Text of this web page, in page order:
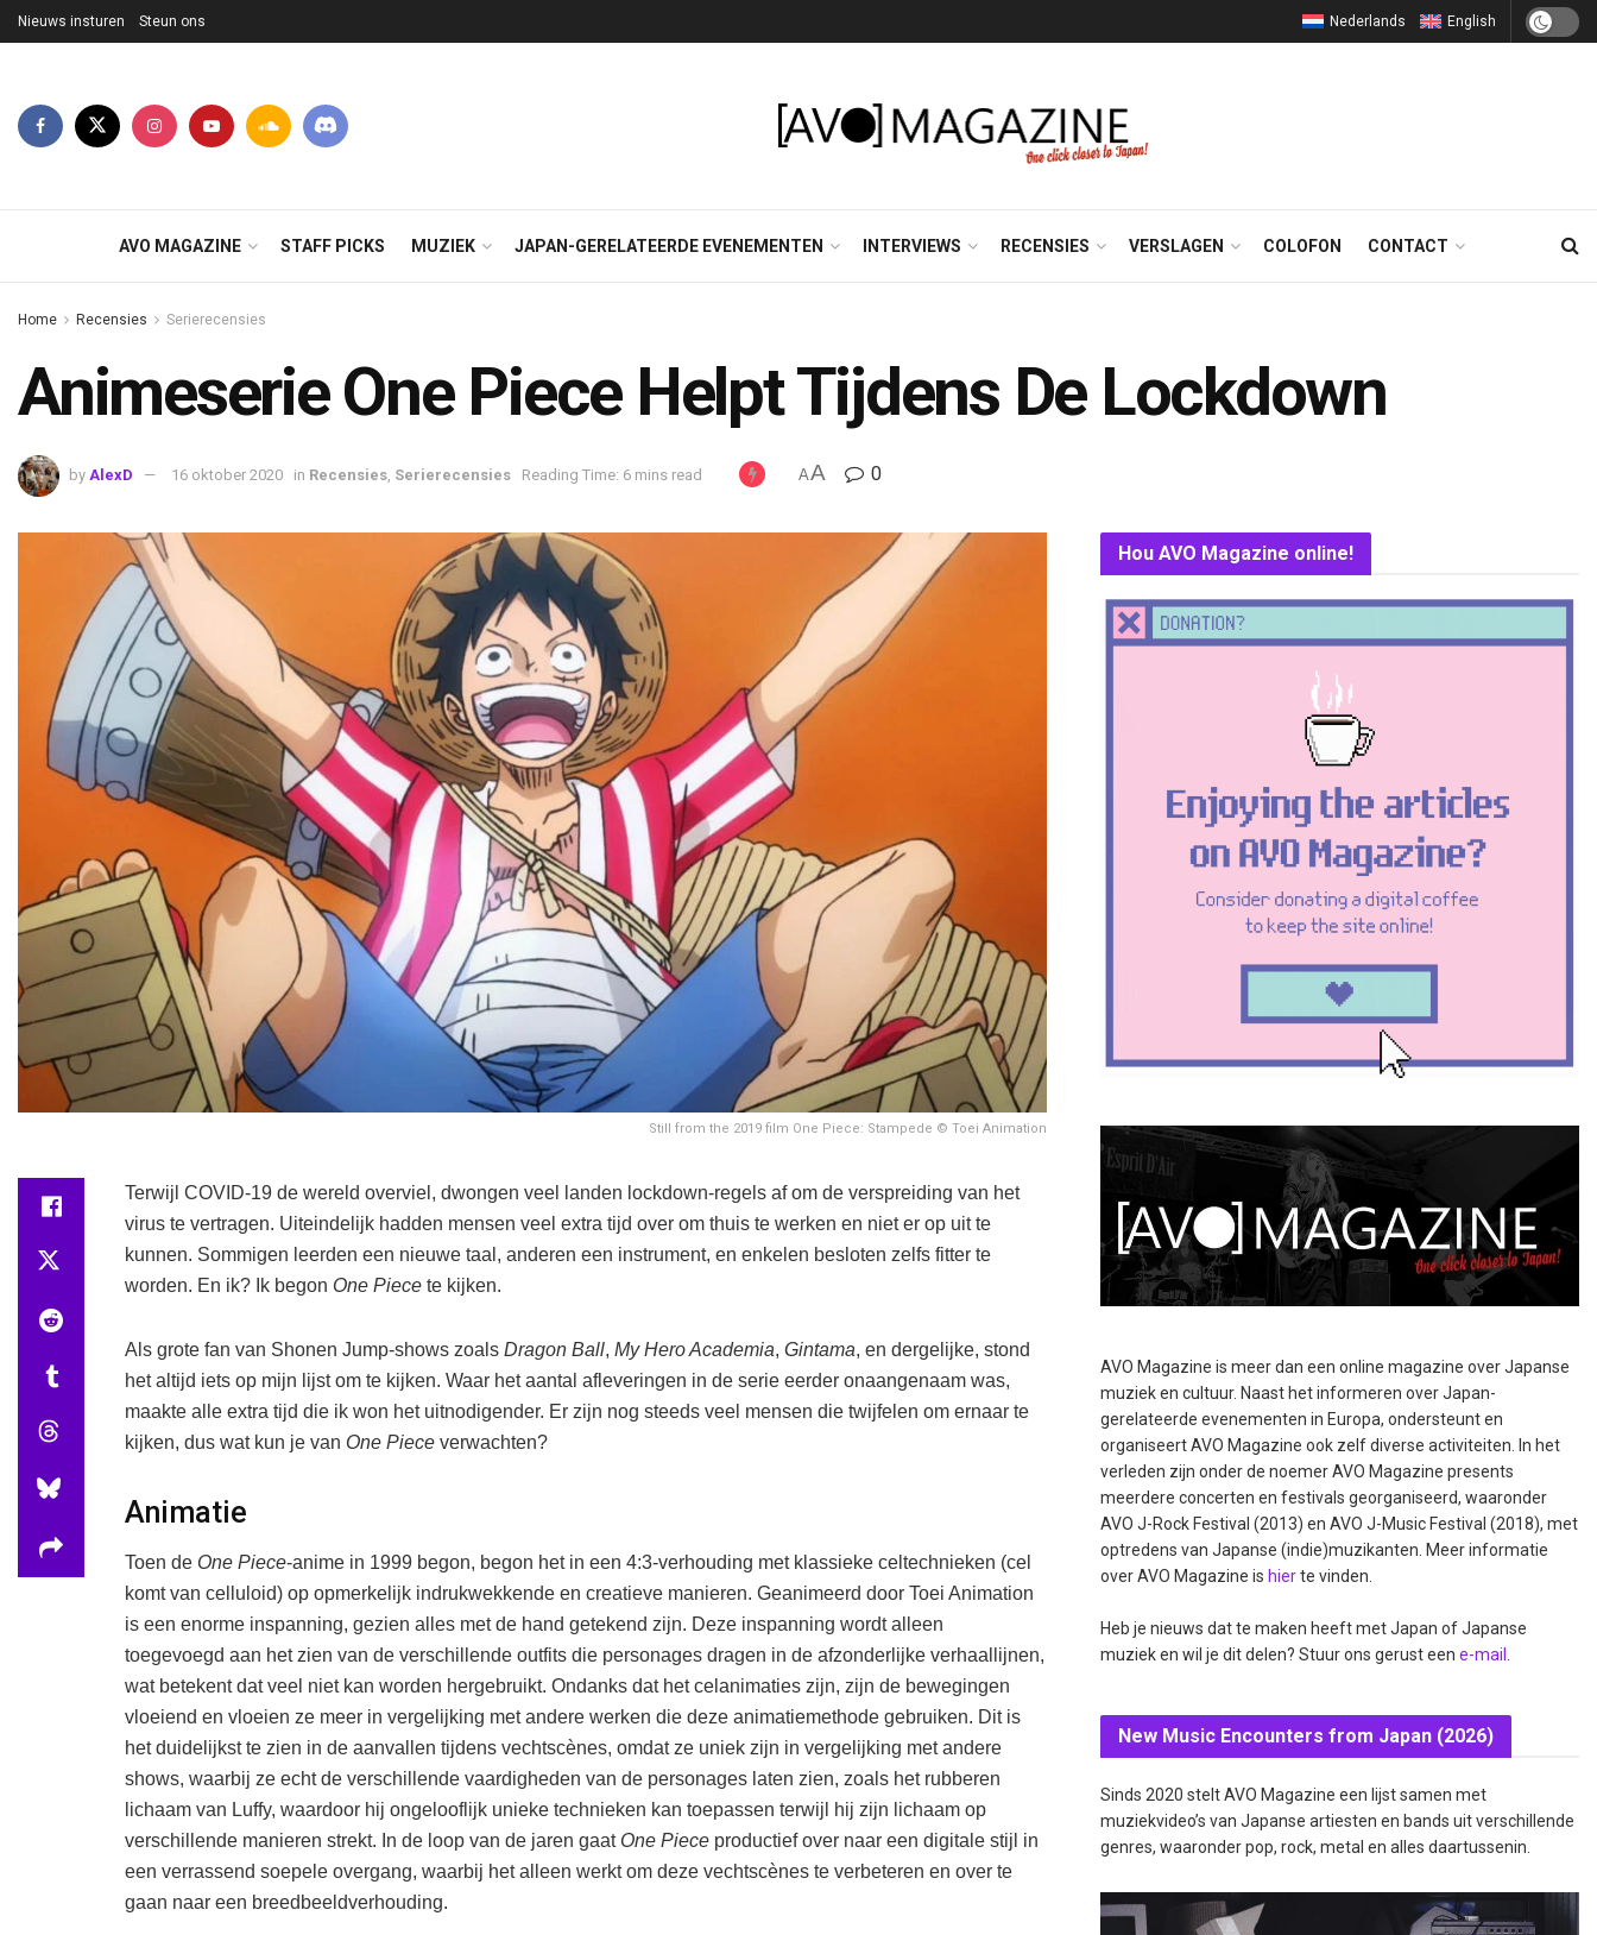
Nieuws insturen Steun ons Nederlands English
AVO MAGAZINE STAFF PICKS MUZIEK JAPAN-GERELATEERDE EVENEMENTEN INTERVIEWS RECENSIES VERSLAGEN COLOFON CONTACT
Home Recensies Serierecensies
Animeserie One Piece Helpt Tijdens De Lockdown
by AlexD 16 oktober 2020 in Recensies, Serierecensies Reading Time: 6 mins read AA 0
Still from the 2019 film One Piece: Stampede © Toei Animation
Terwijl COVID-19 de wereld overviel, dwongen veel landen lockdown-regels af om de verspreiding van het
virus te vertragen. Uiteindelijk hadden mensen veel extra tijd over om thuis te werken en niet er op uit te
kunnen. Sommigen leerden een nieuwe taal, anderen een instrument, en enkelen besloten zelfs fitter te
worden. En ik? Ik begon One Piece te kijken.
Als grote fan van Shonen Jump-shows zoals Dragon Ball, My Hero Academia, Gintama, en dergelijke, stond
het altijd iets op mijn lijst om te kijken. Waar het aantal afleveringen in de serie eerder onaangenaam was,
maakte alle extra tijd die ik won het uitnodigender. Er zijn nog steeds veel mensen die twijfelen om ernaar te
kijken, dus wat kun je van One Piece verwachten?
Animatie
Toen de One Piece-anime in 1999 begon, begon het in een 4:3-verhouding met klassieke celtechnieken (cel
komt van celluloid) op opmerkelijk indrukwekkende en creatieve manieren. Geanimeerd door Toei Animation
is een enorme inspanning, gezien alles met de hand getekend zijn. Deze inspanning wordt alleen
toegevoegd aan het zien van de verschillende outfits die personages dragen in de afzonderlijke verhaallijnen,
wat betekent dat veel niet kan worden hergebruikt. Ondanks dat het celanimaties zijn, zijn de bewegingen
vloeiend en vloeien ze meer in vergelijking met andere werken die deze animatiemethode gebruiken. Dit is
het duidelijkst te zien in de aanvallen tijdens vechtscènes, omdat ze uniek zijn in vergelijking met andere
shows, waarbij ze echt de verschillende vaardigheden van de personages laten zien, zoals het rubberen
lichaam van Luffy, waardoor hij ongelooflijk unieke technieken kan toepassen terwijl hij zijn lichaam op
verschillende manieren strekt. In de loop van de jaren gaat One Piece productief over naar een digitale stijl in
een verrassend soepele overgang, waarbij het alleen werkt om deze vechtscènes te verbeteren en over te
gaan naar een breedbeeldverhouding.
Hou AVO Magazine online!
AVO Magazine is meer dan een online magazine over Japanse
muziek en cultuur. Naast het informeren over Japan-
gerelateerde evenementen in Europa, ondersteunt en
organiseert AVO Magazine ook zelf diverse activiteiten. In het
verleden zijn onder de noemer AVO Magazine presents
meerdere concerten en festivals georganiseerd, waaronder
AVO J-Rock Festival (2013) en AVO J-Music Festival (2018), met
optredens van Japanse (indie)muzikanten. Meer informatie
over AVO Magazine is hierte vinden.
Heb je nieuws dat te maken heeft met Japan of Japanse
muziek en wil je dit delen? Stuur ons gerust een e-mail
New Music Encounters from Japan (2026)
Sinds 2020 stelt AVO Magazine een lijst samen met
muziekvideo’s van Japanse artiesten en bands uit verschillende
genres, waaronder pop, rock, metal en alles daartussenin.